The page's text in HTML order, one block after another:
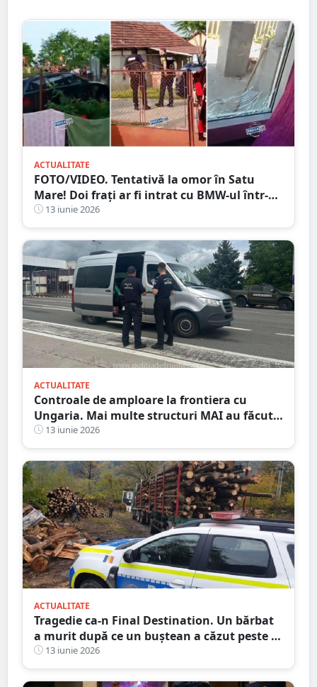
ACTUALITATE
FOTO/VIDEO. Tentativă la omor în Satu
Mare! Doi frați ar fi intrat cu BMW-ul într-
un pieton. Familia celor doi susține că ar fi
fost provocați
13 iunie 2026
ACTUALITATE
Controale de amploare la frontiera cu
Ungaria. Mai multe structuri MAI au făcut
filtre pe toate căile de comunicație
13 iunie 2026
ACTUALITATE
Tragedie ca-n Final Destination. Un bărbat
a murit după ce un buștean a căzut peste el
dintr-un camion încărcat cu lemne, în
județul vecin
13 iunie 2026